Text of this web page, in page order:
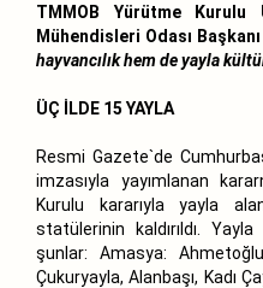
TMMOB Yürütme Kurulu
Mühendisleri Odası
hayvancılık hem de yayla
ÜÇ İLDE 15 YAYLA
Resmi Gazete`de
imzasıyla yayımlanan
Kurulu kararıyla yayla
statülerinin kaldırıldı.
şunlar: Amasya:
Çukuryayla, Alanbaşı, Kadı